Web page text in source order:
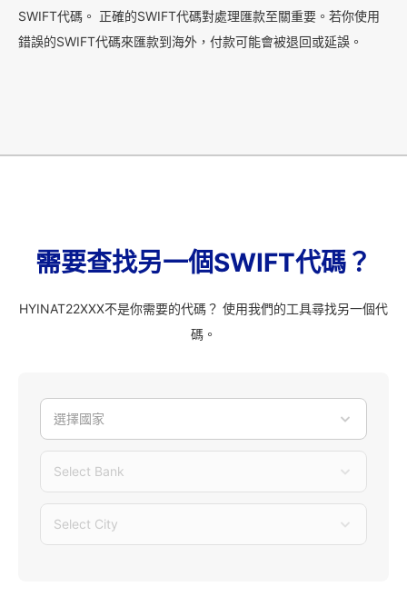
SWIFT代碼。 正確的SWIFT代碼對處理匯款至關重要。若你使用
錯誤的SWIFT代碼來匯款到海外，付款可能會被退回或延誤。
需要查找另一個SWIFT代碼？
HYINAT22XXX不是你需要的代碼？ 使用我們的工具尋找另一個代
碼。
選擇國家
Select Bank
Select City